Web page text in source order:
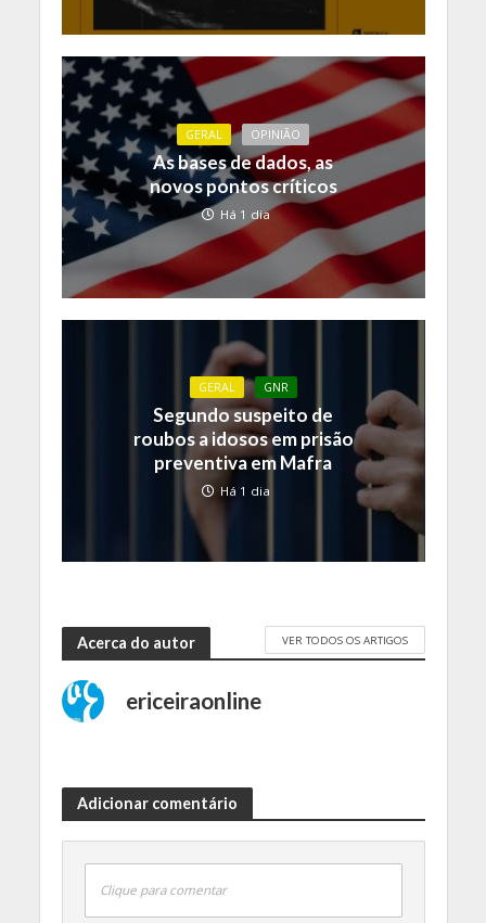
GERAL OPINIÃO
As bases de dados, as
novos pontos críticos
Há 1 dia
GERAL GNR
Segundo suspeito de
roubos a idosos em prisão
preventiva em Mafra
Há 1 dia
Acerca do autor VER TODOS OS ARTIGOS
ericeiraonline
Adicionar comentário
Clique para comentar